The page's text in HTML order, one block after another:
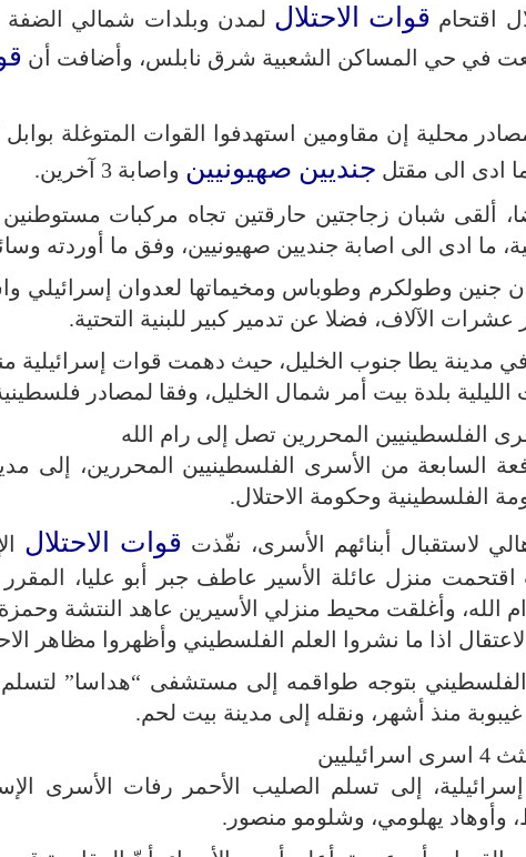
اقتحام قوات الاحتلال لمدن وبلدات شمالي الضفة
في حي المساكن الشعبية شرق نابلس، وأضافت أن
محلية إن مقاومين استهدفوا القوات المتوغلة
ادى الى مقتل جنديين صهيونيين واصابة 3 آخرين.
ألقى شبان زجاجتين حارقتين تجاه مركبات
ما ادى الى اصابة جنديين صهيونيين، وفق ما أوردته
جنين وطولكرم وطوباس ومخيماتها لعدوان إسرائيلي
الآلاف، فضلا عن تدمير كبير للبنية التحتية.
مدينة يطا جنوب الخليل، حيث دهمت قوات إسرائيلية
بلدة بيت أمر شمال الخليل، وفقا لمصادر
الفلسطينيين المحررين تصل إلى رام الله
السابعة من الأسرى الفلسطينيين المحررين، إلى
الفلسطينية وحكومة الاحتلال.
لاستقبال أبنائهم الأسرى، نفّذت قوات الاحتلال
اقتحمت منزل عائلة الأسير عاطف جبر أبو عليا،
الله، وأغلقت محيط منزلي الأسيرين عاهد النتشة
اذا ما نشروا العلم الفلسطيني وأظهروا مظاهر
الفلسطيني بتوجه طواقمه إلى مستشفى “هداسا”
منذ أشهر، ونقله إلى مدينة بيت لحم.
وأوهاد يهلومي، وشلومو منصور.